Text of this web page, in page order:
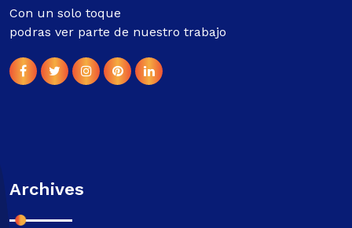
Con un solo toque
podras ver parte de nuestro trabajo
Archives